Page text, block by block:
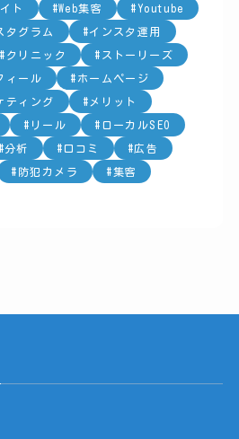
ト Web集客 Youtube
タグラム インスタ運用
クリニック ストーリーズ
ィール ホームページ
ティング メリット
リール ローカルSEO
分析 口コミ 広告
防犯カメラ 集客